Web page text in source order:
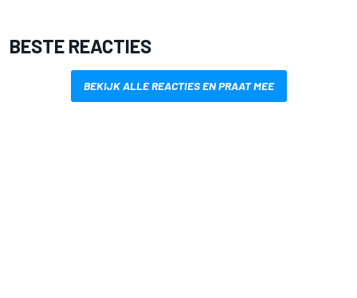
BESTE REACTIES
BEKIJK ALLE REACTIES EN PRAAT MEE